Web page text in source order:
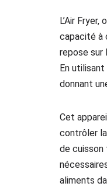
L’Air
capacité à
repose sur
En
donnant
Cet
contrôler
de cuisson
aliments